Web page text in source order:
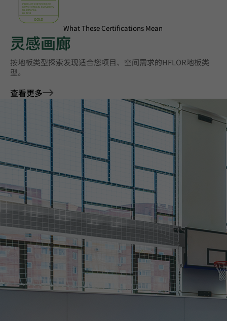
What These Certifications Mean
灵感画廊
按地板类型探索‌发现适合您项目、空间需求的HFLOR地板类
型。
查看更多